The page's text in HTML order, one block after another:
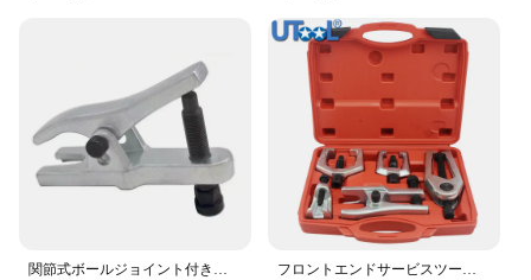
関節式ボールジョイント付きタイロッド,セパレーターボールのエンド取り外し,Yudi,Benz,mazda,32mm, 22mm フロントエンドサービスツールキットボールジョイントタイロッドセットピットマンアームプーラーリムーバー5個